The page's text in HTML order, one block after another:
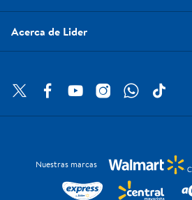
Acerca de Lider
Nuestras marcas